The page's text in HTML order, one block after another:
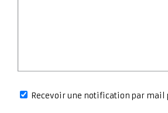
Recevoir une notification par